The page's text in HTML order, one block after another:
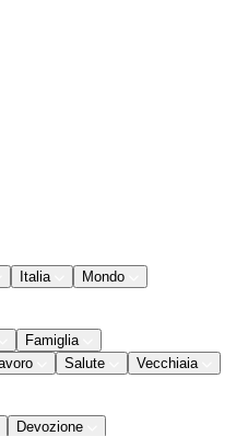
Italia
Mondo
Famiglia
Salute
Vecchiaia
Devozione